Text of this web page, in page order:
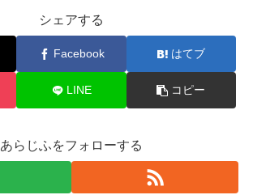
シェアする
Facebook はてブ
LINE コピー
あらじふをフォローする